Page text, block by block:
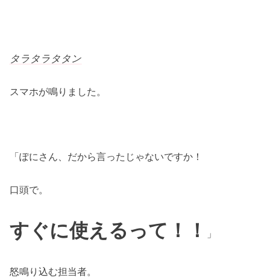
タラタラタタン
スマホが鳴りました。
「ぽにさん、だから言ったじゃないですか！
口頭で。
すぐに使えるって！！ 」
怒鳴り込む担当者。